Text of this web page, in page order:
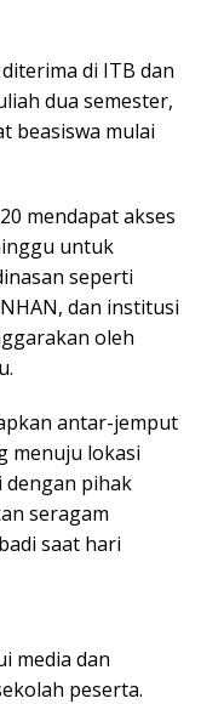
di ITB dan
dua semester,
beasiswa mulai
mendapat akses
untuk
seperti
dan institusi
oleh
antar-jemput
menuju lokasi
dengan pihak
seragam
saat hari
media dan
peserta.